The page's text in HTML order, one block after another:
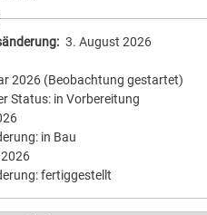
3. August 2026
25. Februar 2026 (Beobachtung gestartet)
Status: in Vorbereitung
2026
in Bau
3. August 2026
fertiggestellt